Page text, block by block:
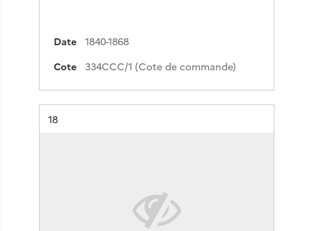
Date
1840-1868
Cote
334CCC/1 (Cote de commande)
Résultat n°
18